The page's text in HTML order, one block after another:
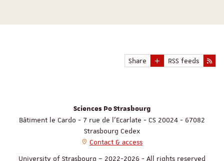
Share RSS feeds
Sciences Po Strasbourg
Bâtiment le Cardo - 7 rue de l'Ecarlate - CS 20024 - 67082
Strasbourg Cedex
Contact & access
University of Strasbourg – 2022-2026 - All rights reserved